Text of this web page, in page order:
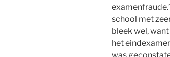
school met
bleek wel,
het